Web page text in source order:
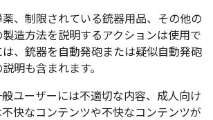
、制限されている銃器用品、その他の
造方法を説明するアクションは使用で
、銃器を自動発砲または疑似自動発砲
明も含まれます。
ユーザーには不適切な内容、成人向け
快なコンテンツや不快なコンテンツが